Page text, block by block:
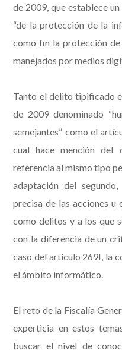
de 2009, que establece
“de la protección de la
como fin la protección
manejados por medios
Tanto el delito tipificado
de 2009 denominado
semejantes” como el
cual hace mención del
referencia al mismo tipo
adaptación del
precisa de las acciones u
como delitos y a los que
con la diferencia de un
caso del artículo 269I, la
el ámbito informático.
El reto de la Fiscalía
experticia en estos
buscar el nivel de